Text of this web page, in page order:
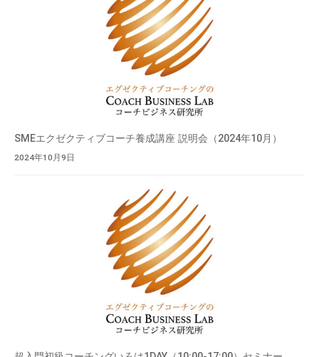
SMEエクゼクティブコーチ養成講座 説明会（2024年10月）
2024年10月9日